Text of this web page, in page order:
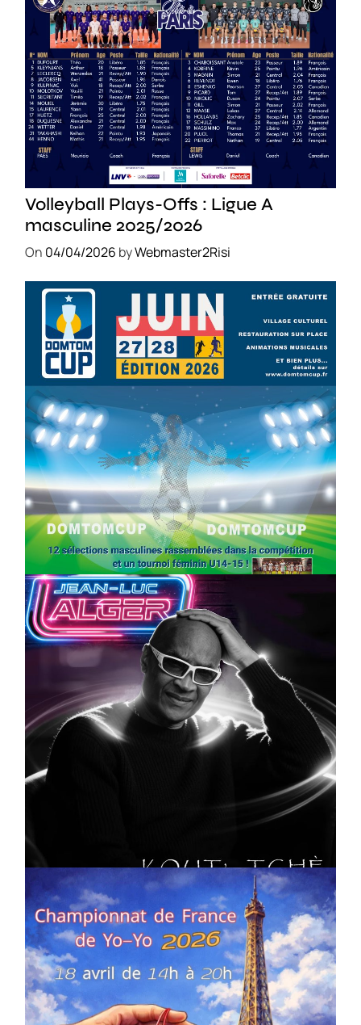
Volleyball Plays-Offs : Ligue A
masculine 2025/2026
On 04/04/2026 byWebmaster2Risi
SPORT COMPÉTITIONS FOOTBALL JEUNESSE & SPORTS
Foot : la DTC 2026 approche
On03/04/2026byWebmaster2Risi
CULTURE
Artiste W2R : Jean Luc ALGER
On